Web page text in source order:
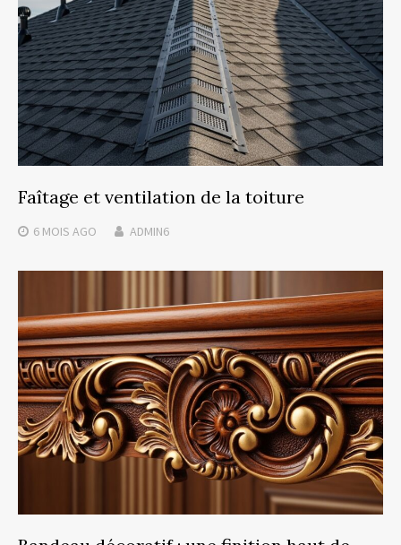
Faîtage et ventilation de la toiture
6 MOIS AGO ADMIN6